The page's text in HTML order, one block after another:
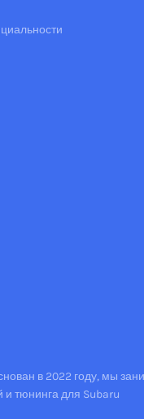
в 2022 году, мы
и тюнинга для Subaru